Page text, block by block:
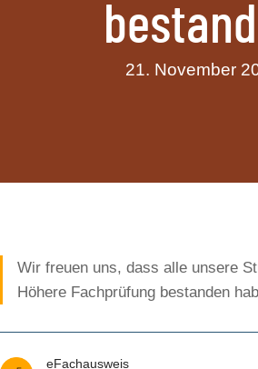
21. November
Wir freuen uns, dass alle unsere
Höhere Fachprüfung bestanden
eFachausweis